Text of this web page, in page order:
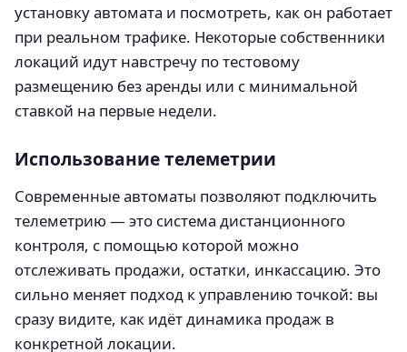
установку автомата и посмотреть, как он работает
при реальном трафике. Некоторые собственники
локаций идут навстречу по тестовому
размещению без аренды или с минимальной
ставкой на первые недели.
Использование телеметрии
Современные автоматы позволяют подключить
телеметрию — это система дистанционного
контроля, с помощью которой можно
отслеживать продажи, остатки, инкассацию. Это
сильно меняет подход к управлению точкой: вы
сразу видите, как идёт динамика продаж в
конкретной локации.